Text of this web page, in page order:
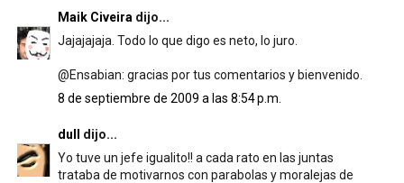
Maik Civeira dijo...
Jajajajaja. Todo lo que digo es neto, lo juro.
@Ensabian: gracias por tus comentarios y bienvenido.
8 de septiembre de 2009 a las 8:54 p.m.
dull
dijo...
Yo tuve un jefe igualito!! a cada rato en las juntas
trataba de motivarnos con parabolas y moralejas de